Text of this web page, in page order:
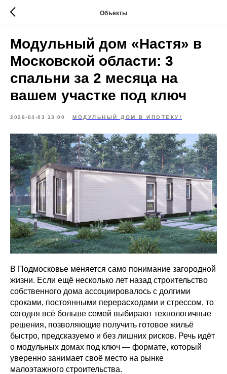
Объекты
Модульный дом «Настя» в
Московской области: 3
спальни за 2 месяца на
вашем участке под ключ
2026-04-03 13:00 МОДУЛЬНЫЙ ДОМ В ИПОТЕКУ!
В Подмосковье меняется само понимание загородной
жизни. Если ещё несколько лет назад строительство
собственного дома ассоциировалось с долгими
сроками, постоянными перерасходами и стрессом, то
сегодня всё больше семей выбирают технологичные
решения, позволяющие получить готовое жильё
быстро, предсказуемо и без лишних рисков. Речь идёт
о модульных домах под ключ — формате, который
уверенно занимает своё место на рынке
малоэтажного строительства.